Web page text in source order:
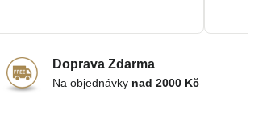
Doprava Zdarma
Na objednávky nad 2000 Kč